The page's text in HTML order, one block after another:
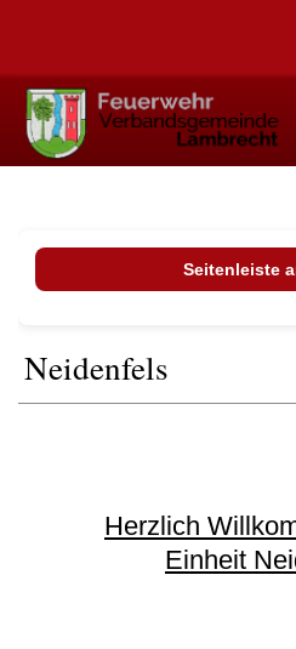
Neidenfels
Herzlich
Einheit
Seitenleiste